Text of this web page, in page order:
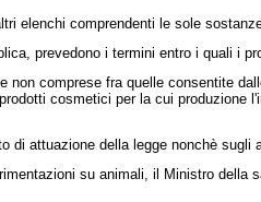
comprendenti le sole
prevedono i termini entro i quali i
comprese fra quelle consentite
cosmetici per la cui
attuazione della legge nonchè sugli
su animali, il Ministro della